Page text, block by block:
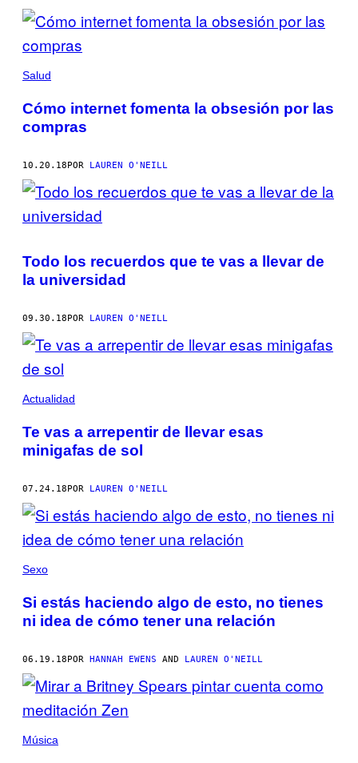
Salud
Cómo internet fomenta la obsesión por las
compras
10.20.18POR LAUREN O'NEILL
Todo los recuerdos que te vas a llevar de
la universidad
09.30.18POR LAUREN O'NEILL
Actualidad
Te vas a arrepentir de llevar esas
minigafas de sol
07.24.18POR LAUREN O'NEILL
Sexo
Si estás haciendo algo de esto, no tienes
ni idea de cómo tener una relación
06.19.18POR HANNAH EWENS AND LAUREN O'NEILL
Música